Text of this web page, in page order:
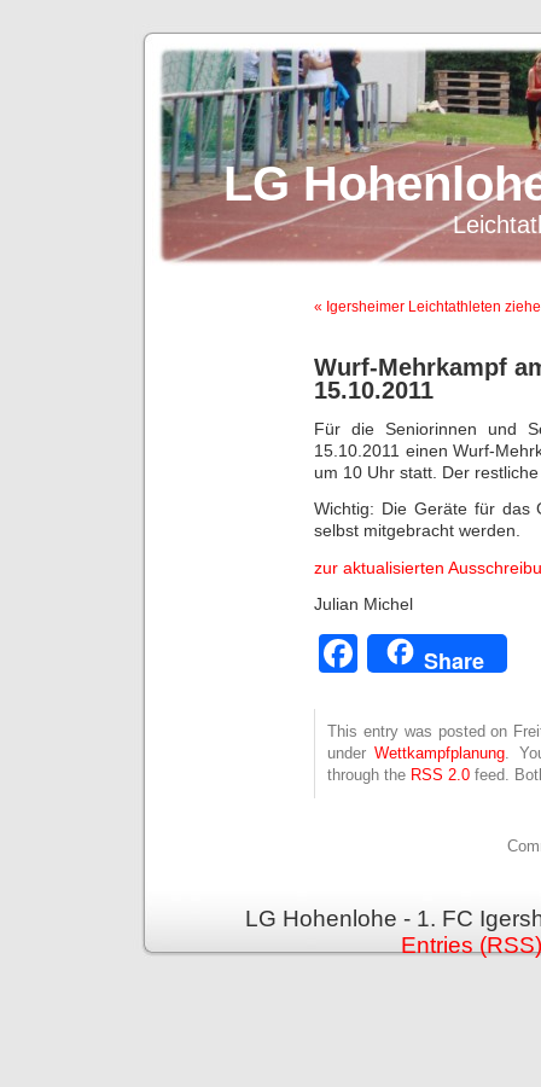
LG
« Igersheimer Leichtathleten
Wurf-Mehrkampf
15.10.2011
Für die Seniorinnen und
15.10.2011 einen Wurf-
um 10 Uhr statt. Der
Wichtig: Die Geräte für das
selbst mitgebracht werden.
zur aktualisierten
Julian Michel
Facebook
Share
This entry was posted on
underWettkampfplanung.
through the RSS 2.0 feed.
LG Hohenlohe - 1. FC
Entries (RSS)